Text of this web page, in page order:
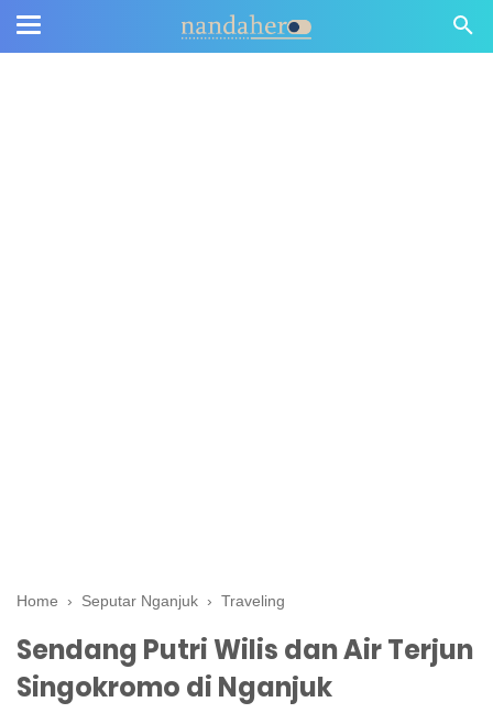
Home › Seputar Nganjuk › Traveling
Sendang Putri Wilis dan Air Terjun
Singokromo di Nganjuk